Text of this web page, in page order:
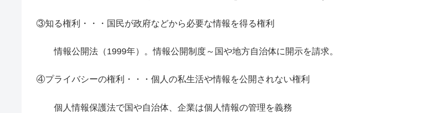
③知る権利・・・国民が政府などから必要な情報を得る権利
情報公開法（1999年）。情報公開制度～国や地方自治体に開示を請求。
④プライバシーの権利・・・個人の私生活や情報を公開されない権利
個人情報保護法で国や自治体、企業は個人情報の管理を義務